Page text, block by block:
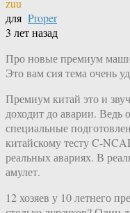
zuu
для Proper
3 лет назад
Про новые премиум
Это вам сия тема очень
Премиум китай это и
доходит до аварии. Ведь
специальные
китайскому тесту C-
реальных авариях. В
амулет.
12 хозяев у 10 летнего